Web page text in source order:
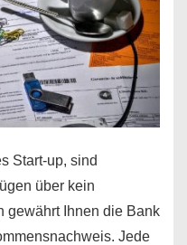
Start-up, sind
über kein
gewährt Ihnen die Bank
Jede